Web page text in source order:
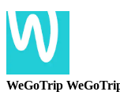
WeGoTrip